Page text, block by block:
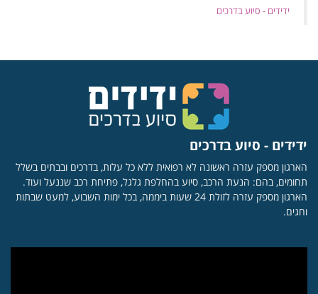
‏ידידים - סיוע בדרכים
ידידים - סיוע בדרכים
הארגון מספק עזרה ראשונה לא רפואית ללא כל עלות, בדרכים ובבתים בשלל
תחומים, בהם: הנעת הרכב, סיוע בהחלפת גלגל, פתיחת רכב שננעל ועוד.
הארגון מספק עזרה לזולת 24 שעות ביממה, בכל ימות השבוע, למעט שבתות
וחגים.